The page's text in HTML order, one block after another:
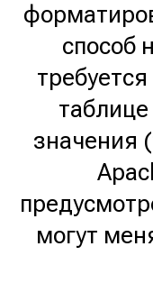
способ
значения
могут